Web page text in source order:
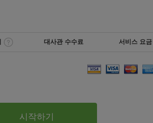
대사관 수수료 서비스 요금
시작하기